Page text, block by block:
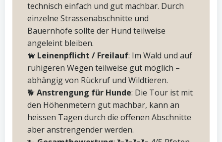
technisch einfach und gut machbar. Durch
einzelne Strassenabschnitte und
Bauernhöfe sollte der Hund teilweise
angeleint bleiben.
🦮 Leinenpflicht / Freilauf: Im Wald und auf
ruhigeren Wegen teilweise gut möglich –
abhängig von Rückruf und Wildtieren.
🐕Anstrengung für Hunde: Die Tour ist mit
den Höhenmetern gut machbar, kann an
heissen Tagen durch die offenen Abschnitte
aber anstrengender werden.